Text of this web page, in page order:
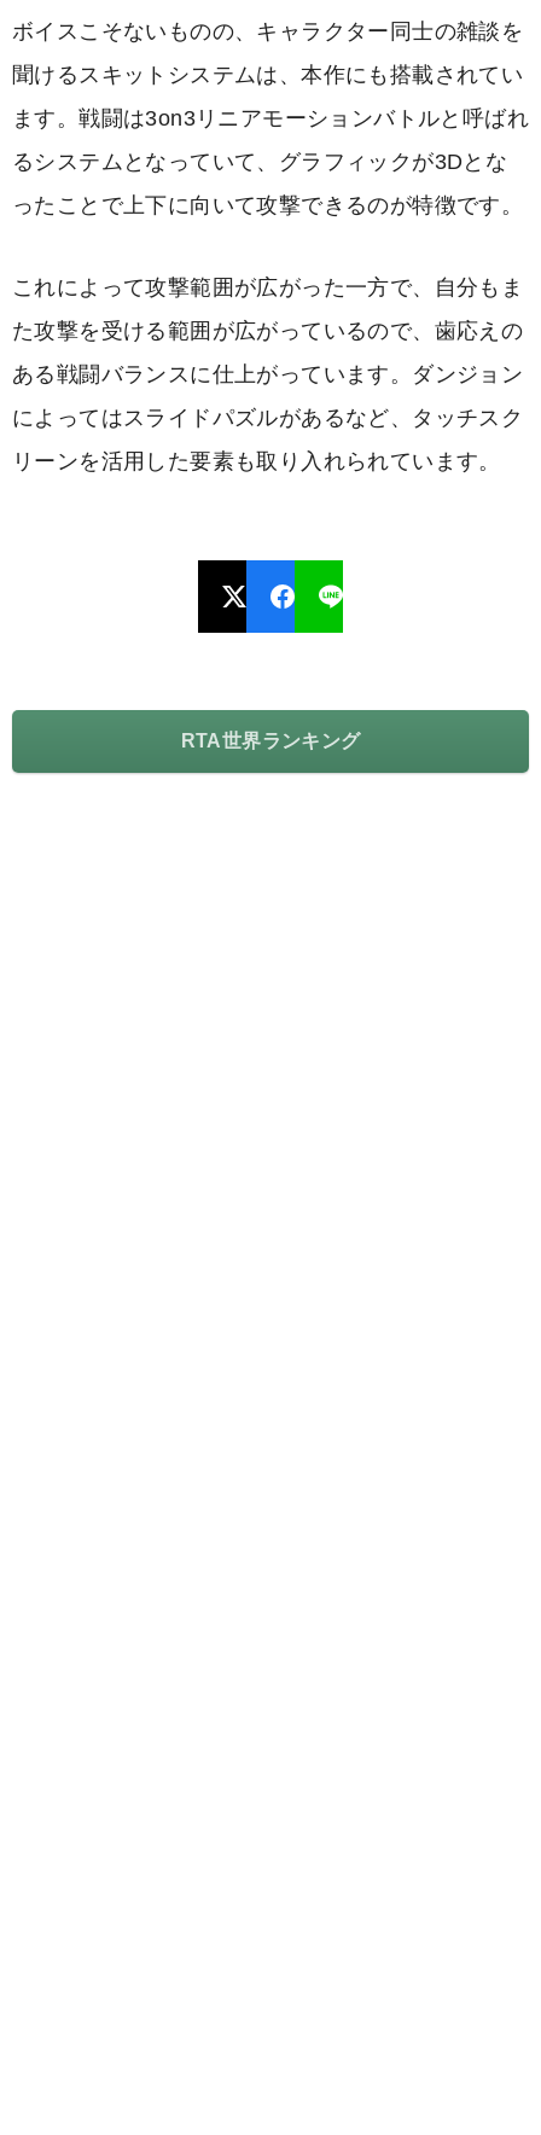
ボイスこそないものの、キャラクター同士の雑談を
聞けるスキットシステムは、本作にも搭載されてい
ます。戦闘は3on3リニアモーションバトルと呼ばれ
るシステムとなっていて、グラフィックが3Dとな
ったことで上下に向いて攻撃できるのが特徴です。
これによって攻撃範囲が広がった一方で、自分もま
た攻撃を受ける範囲が広がっているので、歯応えの
ある戦闘バランスに仕上がっています。ダンジョン
によってはスライドパズルがあるなど、タッチスク
リーンを活用した要素も取り入れられています。
RTA世界ランキング